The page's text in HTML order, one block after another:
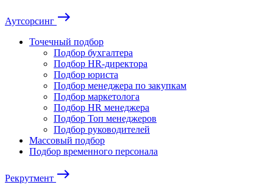
Аутсорсинг east
Точечный подбор
Подбор бухгалтера
Подбор HR-директора
Подбор юриста
Подбор менеджера по закупкам
Подбор маркетолога
Подбор HR менеджера
Подбор Топ менеджеров
Подбор руководителей
Массовый подбор
Подбор временного персонала
Рекрутмент east